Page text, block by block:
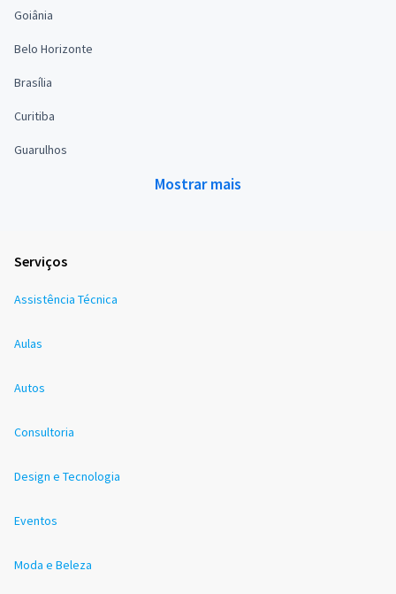
Goiânia
Belo Horizonte
Brasília
Curitiba
Guarulhos
Mostrar mais
Serviços
Assistência Técnica
Aulas
Autos
Consultoria
Design e Tecnologia
Eventos
Moda e Beleza